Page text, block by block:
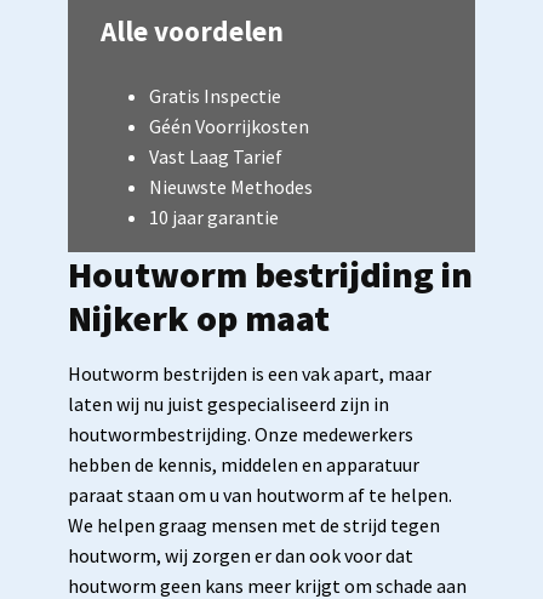
Alle voordelen
Gratis Inspectie
Géén Voorrijkosten
Vast Laag Tarief
Nieuwste Methodes
10 jaar garantie
Houtworm bestrijding in
Nijkerk op maat
Houtworm bestrijden is een vak apart, maar
laten wij nu juist gespecialiseerd zijn in
houtwormbestrijding. Onze medewerkers
hebben de kennis, middelen en apparatuur
paraat staan om u van houtworm af te helpen.
We helpen graag mensen met de strijd tegen
houtworm, wij zorgen er dan ook voor dat
houtworm geen kans meer krijgt om schade aan